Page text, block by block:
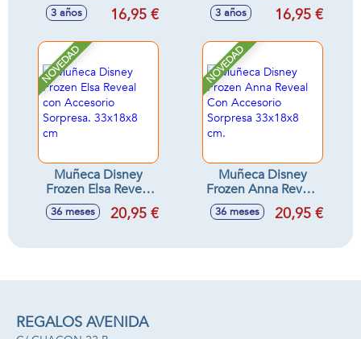
3 años 16,95 € 3 años 16,95 €
NOVEDAD
Muñeca Disney
Frozen Elsa Reveal
con Accesorio
Sorpresa. 33x18x8
36 meses 20,95 €
NOVEDAD
Muñeca Disney
Frozen Anna Reveal
Con Accesorio
Sorpresa 33x18x8
36 meses 20,95 €
REGALOS AVENIDA